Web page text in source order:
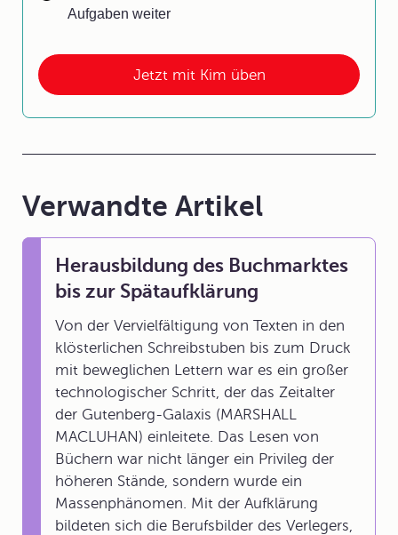
Jetzt mit Kim üben
Aufgaben weiter
Verwandte Artikel
Herausbildung des Buchmarktes
bis zur Spätaufklärung
Von der Vervielfältigung von Texten in den
klösterlichen Schreibstuben bis zum Druck
mit beweglichen Lettern war es ein großer
technologischer Schritt, der das Zeitalter
der Gutenberg-Galaxis (MARSHALL
MACLUHAN) einleitete. Das Lesen von
Büchern war nicht länger ein Privileg der
höheren Stände, sondern wurde ein
Massenphänomen. Mit der Aufklärung
bildeten sich die Berufsbilder des Verlegers,